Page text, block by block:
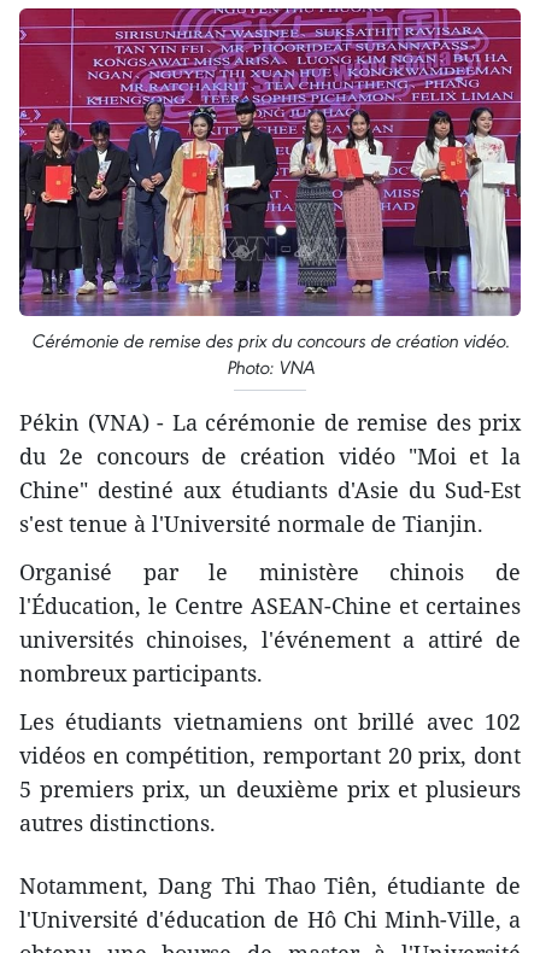
Cérémonie de remise des prix du concours de création vidéo.
Photo: VNA
Pékin (VNA) - La cérémonie de remise des prix
du 2e concours de création vidéo "Moi et la
Chine" destiné aux étudiants d'Asie du Sud-Est
s'est tenue à l'Université normale de Tianjin.
Organisé par le ministère chinois de
l'Éducation, le Centre ASEAN-Chine et certaines
universités chinoises, l'événement a attiré de
nombreux participants.
Les étudiants vietnamiens ont brillé avec 102
vidéos en compétition, remportant 20 prix, dont
5 premiers prix, un deuxième prix et plusieurs
autres distinctions.
Notamment, Dang Thi Thao Tiên, étudiante de
l'Université d'éducation de Hô Chi Minh-Ville, a